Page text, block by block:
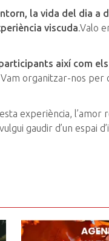
la vida del dia a
viscuda.Valo
així com
Vam organitzar-nos per
experiència, l’amor
gaudir d’un espai